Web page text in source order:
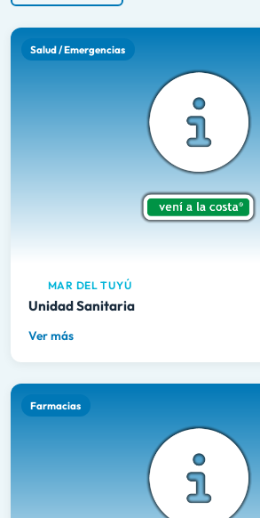
Salud / Emergencias
MAR DEL TUYÚ
Unidad Sanitaria
Ver más
Farmacias